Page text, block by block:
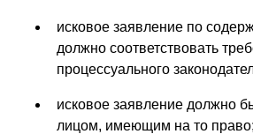
исковое заявление по
должно соответствовать
процессуального
исковое заявление должно
лицом, имеющим на то право;